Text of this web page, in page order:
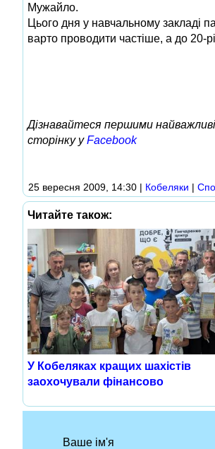
Мужайло.
Цього дня у навчальному закладі
варто проводити частіше, а до 20-
Дізнавайтеся першими
сторінку уFacebook
25 вересня 2009, 14:30 | Кобеляки |
Читайте також:
У Кобеляках кращих шахістів
заохочували фінансово
Ваше ім'я